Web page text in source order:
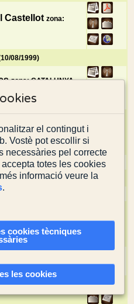
Castellot zona:
08/1999)
zona: CATALUNYA
zona:
(09/05/2004)
(16/03/1997)
(09/12/2017)
- Cingle de les
el contingut i
Vostè pot escollir si
necessàries pel correcte
totes les cookies
informació veure la
.
cookies tècniques
les cookies